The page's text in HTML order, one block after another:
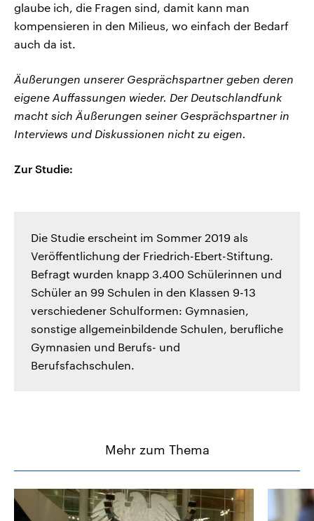
glaube ich, die Fragen sind, damit kann man
kompensieren in den Milieus, wo einfach der Bedarf
auch da ist.
Äußerungen unserer Gesprächspartner geben deren
eigene Auffassungen wieder. Der Deutschlandfunk
macht sich Äußerungen seiner Gesprächspartner in
Interviews und Diskussionen nicht zu eigen.
Zur Studie:
Die Studie erscheint im Sommer 2019 als
Veröffentlichung der Friedrich-Ebert-Stiftung.
Befragt wurden knapp 3.400 Schülerinnen und
Schüler an 99 Schulen in den Klassen 9-13
verschiedener Schulformen: Gymnasien,
sonstige allgemeinbildende Schulen, berufliche
Gymnasien und Berufs- und
Berufsfachschulen.
Mehr zum Thema